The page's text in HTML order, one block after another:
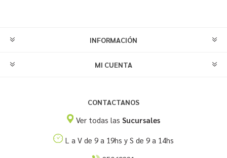
INFORMACIÓN
MI CUENTA
CONTACTANOS
Ver todas las Sucursales
L a V de 9 a 19hs y S de 9 a 14hs